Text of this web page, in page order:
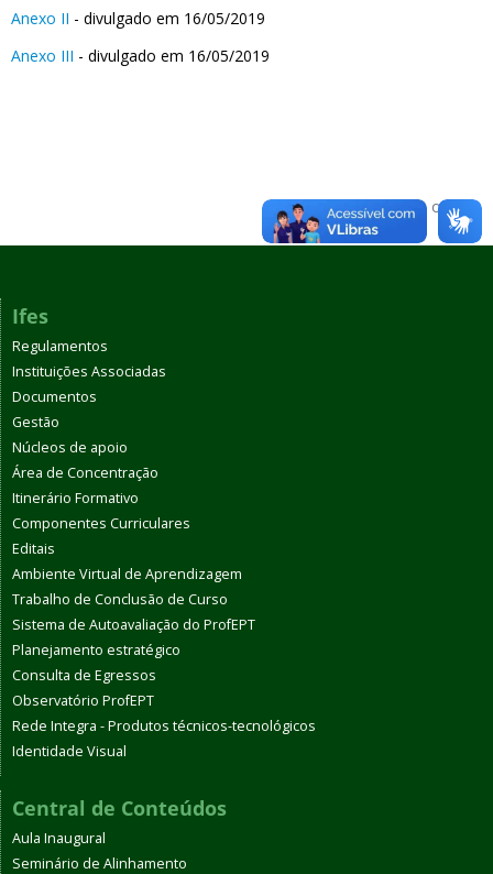
Anexo II - divulgado em 16/05/2019
Anexo III - divulgado em 16/05/2019
Voltar para o topo
Ifes
Regulamentos
Instituições Associadas
Documentos
Gestão
Núcleos de apoio
Área de Concentração
Itinerário Formativo
Componentes Curriculares
Editais
Ambiente Virtual de Aprendizagem
Trabalho de Conclusão de Curso
Sistema de Autoavaliação do ProfEPT
Planejamento estratégico
Consulta de Egressos
Observatório ProfEPT
Rede Integra - Produtos técnicos-tecnológicos
Identidade Visual
Central de Conteúdos
Aula Inaugural
Seminário de Alinhamento